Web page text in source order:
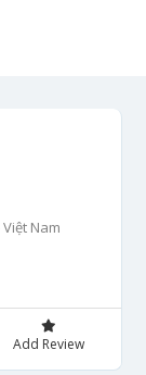
Nam
Add Review